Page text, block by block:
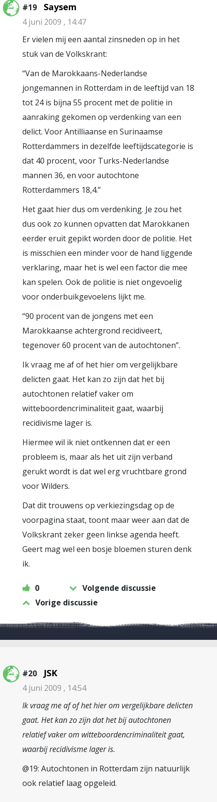
#19 Saysem
4 juni 2009 , 14:47
Er vielen mij een aantal zinsneden op in het
stuk van de Volkskrant:
“Van de Marokkaans-Nederlandse
jongemannen in Rotterdam in de leeftijd van 18
tot 24 is bijna 55 procent met de politie in
aanraking gekomen op verdenking van een
delict. Voor Antilliaanse en Surinaamse
Rotterdammers in dezelfde leeftijdscategorie is
dat 40 procent, voor Turks-Nederlandse
mannen 36, en voor autochtone
Rotterdammers 18,4.”
Het gaat hier dus om verdenking. Je zou het
dus ook zo kunnen opvatten dat Marokkanen
eerder eruit gepikt worden door de politie. Het
is misschien een minder voor de hand liggende
verklaring, maar het is wel een factor die mee
kan spelen. Ook de politie is niet ongevoelig
voor onderbuikgevoelens lijkt me.
“90 procent van de jongens met een
Marokkaanse achtergrond recidiveert,
tegenover 60 procent van de autochtonen”.
Ik vraag me af of het hier om vergelijkbare
delicten gaat. Het kan zo zijn dat het bij
autochtonen relatief vaker om
witteboordencriminaliteit gaat, waarbij
recidivisme lager is.
Hiermee wil ik niet ontkennen dat er een
probleem is, maar als het uit zijn verband
gerukt wordt is dat wel erg vruchtbare grond
voor Wilders.
Dat dit trouwens op verkiezingsdag op de
voorpagina staat, toont maar weer aan dat de
Volkskrant zeker geen linkse agenda heeft.
Geert mag wel een bosje bloemen sturen denk
ik.
0
Volgende discussie
Vorige discussie
#20 JSK
4 juni 2009 , 14:54
Ik vraag me af of het hier om vergelijkbare delicten
gaat. Het kan zo zijn dat het bij autochtonen
relatief vaker om witteboordencriminaliteit gaat,
waarbij recidivisme lager is.
@19: Autochtonen in Rotterdam zijn natuurlijk
ook relatief laag opgeleid.